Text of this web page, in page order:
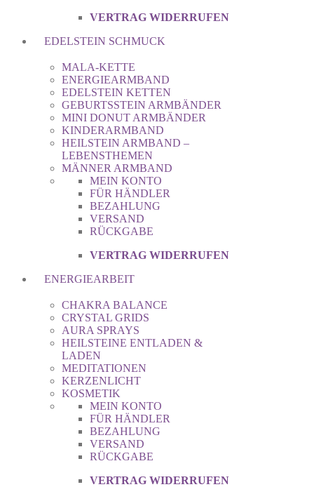
VERTRAG WIDERRUFEN
EDELSTEIN SCHMUCK
MALA-KETTE
ENERGIEARMBAND
EDELSTEIN KETTEN
GEBURTSSTEIN ARMBÄNDER
MINI DONUT ARMBÄNDER
KINDERARMBAND
HEILSTEIN ARMBAND –
LEBENSTHEMEN
MÄNNER ARMBAND
MEIN KONTO
FÜR HÄNDLER
BEZAHLUNG
VERSAND
RÜCKGABE
VERTRAG WIDERRUFEN
ENERGIEARBEIT
CHAKRA BALANCE
CRYSTAL GRIDS
AURA SPRAYS
HEILSTEINE ENTLADEN &
LADEN
MEDITATIONEN
KERZENLICHT
KOSMETIK
MEIN KONTO
FÜR HÄNDLER
BEZAHLUNG
VERSAND
RÜCKGABE
VERTRAG WIDERRUFEN